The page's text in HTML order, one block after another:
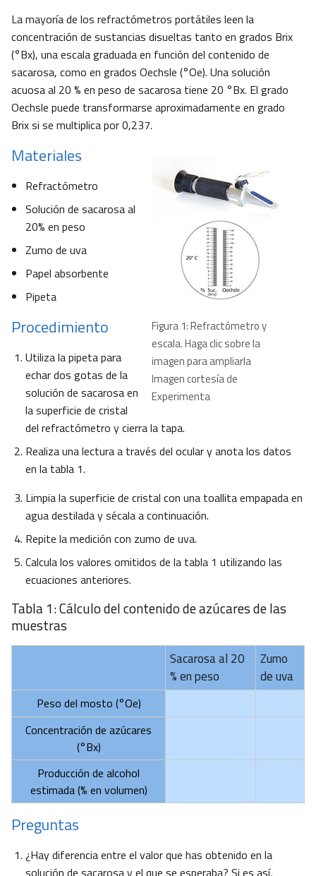
La mayoría de los refractómetros portátiles leen la
concentración de sustancias disueltas tanto en grados Brix
(°Bx), una escala graduada en función del contenido de
sacarosa, como en grados Oechsle (°Oe). Una solución
acuosa al 20 % en peso de sacarosa tiene 20 °Bx. El grado
Oechsle puede transformarse aproximadamente en grado
Brix si se multiplica por 0,237.
Figura 1: Refractómetro y
escala. Haga clic sobre la
imagen para ampliarla
Imagen cortesía de
Experimenta
Materiales
Refractómetro
Solución de sacarosa al
20% en peso
Zumo de uva
Papel absorbente
Pipeta
Procedimiento
Utiliza la pipeta para
echar dos gotas de la
solución de sacarosa en
la superficie de cristal
del refractómetro y cierra la tapa.
Realiza una lectura a través del ocular y anota los datos
en la tabla 1.
Limpia la superficie de cristal con una toallita empapada en
agua destilada y sécala a continuación.
Repite la medición con zumo de uva.
Calcula los valores omitidos de la tabla 1 utilizando las
ecuaciones anteriores.
Tabla 1: Cálculo del contenido de azúcares de las
muestras
Sacarosa al 20
% en peso
Zumo
de uva
Peso del mosto (°Oe)
Concentración de azúcares
(°Bx)
Producción de alcohol
estimada (% en volumen)
Preguntas
¿Hay diferencia entre el valor que has obtenido en la
solución de sacarosa y el que se esperaba? Si es así,